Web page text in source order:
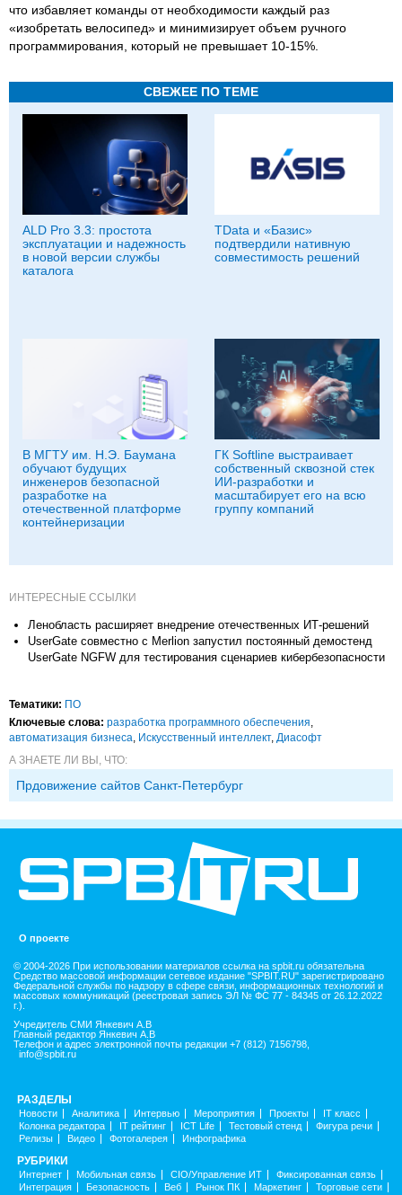
что избавляет команды от необходимости каждый раз
«изобретать велосипед» и минимизирует объем ручного
программирования, который не превышает 10-15%.
СВЕЖЕЕ ПО ТЕМЕ
ALD Pro 3.3: простота
эксплуатации и надежность
в новой версии службы
каталога
TData и «Базис»
подтвердили нативную
совместимость решений
В МГТУ им. Н.Э. Баумана
обучают будущих
инженеров безопасной
разработке на
отечественной платформе
контейнеризации
ГК Softline выстраивает
собственный сквозной стек
ИИ-разработки и
масштабирует его на всю
группу компаний
ИНТЕРЕСНЫЕ ССЫЛКИ
Ленобласть расширяет внедрение отечественных ИТ-решений
UserGate совместно c Merlion запустил постоянный демостенд
UserGate NGFW для тестирования сценариев кибербезопасности
Тематики: ПО
Ключевые слова: разработка программного обеспечения,
автоматизация бизнеса, Искусственный интеллект, Диасофт
А ЗНАЕТЕ ЛИ ВЫ, ЧТО:
Прдовижение сайтов Санкт-Петербург
О проекте
© 2004-2026 При использовании материалов ссылка на spbit.ru обязательна
Средство массовой информации сетевое издание "SPBIT.RU" зарегистрировано
Федеральной службы по надзору в сфере связи, информационных технологий и
массовых коммуникаций (реестровая запись ЭЛ № ФС 77 - 84345 от 26.12.2022
г.).
Учредитель СМИ Янкевич А.В
Главный редактор Янкевич А.В
Телефон и адрес электронной почты редакции +7 (812) 7156798,
info@spbit.ru
РАЗДЕЛЫ
Новости Аналитика Интервью Мероприятия Проекты
IT класс
Колонка редактора
IT рейтинг ICT Life Тестовый стенд
Фигура речи
Релизы
Видео Фотогалерея Инфографика
РУБРИКИ
Интернет Мобильная связь CIO/Управление ИТ
Фиксированная связь
Интеграция
Безопасность Веб Рынок ПК Маркетинг
Торговые сети